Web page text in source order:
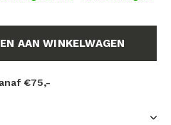
AAN WINKELWAGEN
€75,-